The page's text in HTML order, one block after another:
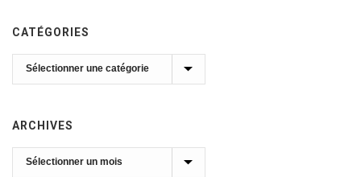
CATÉGORIES
Catégories
ARCHIVES
Archives